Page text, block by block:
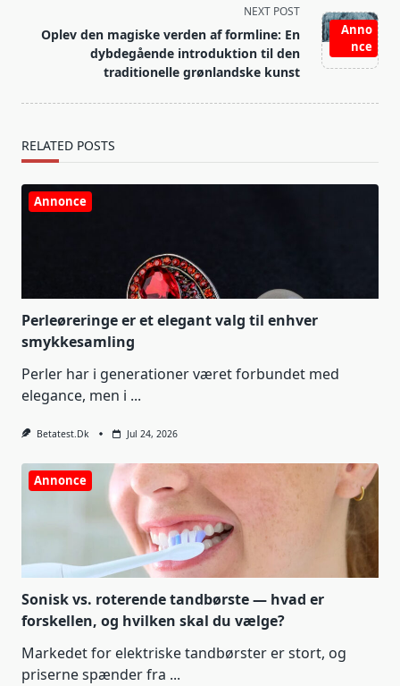
reader-
text">Page</span>
Anno
nce
NEXT POST
Oplev den magiske verden af formline: En
dybdegående introduktion til den
traditionelle grønlandske kunst
RELATED POSTS
Annonce
Perleøreringe er et elegant valg til enhver
smykkesamling
Perler har i generationer været forbundet med
elegance, men i ...
Betatest.dk Jul 24, 2026
Annonce
Sonisk vs. roterende tandbørste — hvad er
forskellen, og hvilken skal du vælge?
Markedet for elektriske tandbørster er stort, og
priserne spænder fra ...